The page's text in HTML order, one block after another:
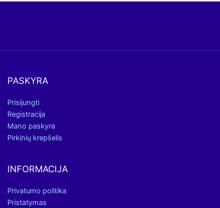
PASKYRA
Prisijungti
Registracija
Mano paskyra
Pirkinių krepšelis
INFORMACIJA
Privatumo politika
Pristatymas